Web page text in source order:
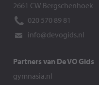
2661 CW Bergschenhoek
020 570 89 81
info@devogids.nl
Partners van De VO Gids
gymnasia.nl